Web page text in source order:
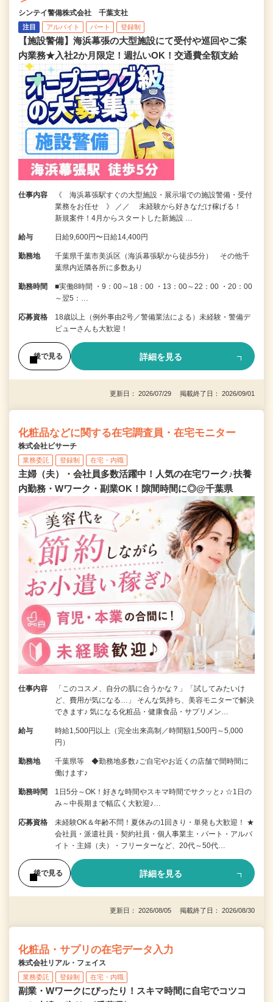
シンテイ警備株式会社 千葉支社
注目 アルバイト パート 登録制
【施設警備】海浜幕張の大型施設にて受付や巡回やご案
内業務★入社2か月限定！週払いOK！交通費全額支給
仕事内容
《 海浜幕張駅すぐの大型施設・展示場での施設警備・受付
業務をお任せ 》 ／／ 未経験から好きなだけ稼げる！
新規案件！4月からスタートした新施設 …
給与 日給9,600円〜日給14,400円
勤務地
千葉県千葉市美浜区（海浜幕張駅から徒歩5分） その他千
葉県内近隣各所に多数あり
勤務時間
■実働8時間 ・9：00～18：00 ・13：00～22：00 ・20：00
～翌5：…
応募資格
18歳以上（例外事由2号／警備業法による）未経験・警備デ
ビューさんも大歓迎！
後で見る 詳細を見る
更新日： 2026/07/29 掲載終了日： 2026/09/01
化粧品などに関する在宅調査員・在宅モニター
株式会社ビサーチ
業務委託 登録制 在宅・内職
主婦（夫）・会社員多数活躍中！人気の在宅ワーク♪扶養
内勤務・Wワーク・副業OK！隙間時間に◎@千葉県
仕事内容
「このコスメ、自分の肌に合うかな？」「試してみたいけ
ど、費用が気になる…」 そんな気持ち、美容モニターで解決
できます♪ 気になる化粧品・健康食品・サプリメン…
給与
時給1,500円以上（完全出来高制／時間額1,500円～5,000
円）
勤務地
千葉県等 ◆勤務地多数♪ご自宅やお近くの店舗で間時間に
働けます♪
勤務時間
1日5分～OK！好きな時間やスキマ時間でサクッと♪ ☆1日の
み～中長期まで幅広く大歓迎♪…
応募資格
未経験OK＆年齢不問！夏休みの1回きり・単発も大歓迎！ ★
会社員・派遣社員・契約社員・個人事業主・パート・アルバ
イト・主婦（夫）・フリーターなど、20代～50代…
後で見る 詳細を見る
更新日： 2026/08/05 掲載終了日： 2026/08/30
化粧品・サプリの在宅データ入力
株式会社リアル・フェイス
業務委託 登録制 在宅・内職
副業・Wワークにぴったり！スキマ時間に自宅でコツコ